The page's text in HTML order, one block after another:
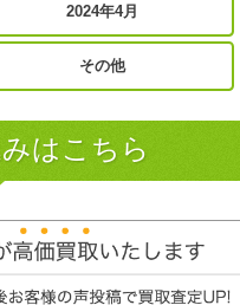
2024年4月
その他
はこちら